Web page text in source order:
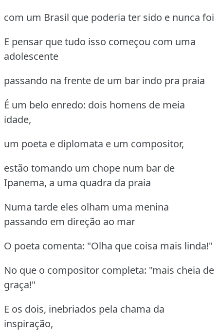
com um Brasil que poderia ter sido e nunca foi
E pensar que tudo isso começou com uma
adolescente
passando na frente de um bar indo pra praia
É um belo enredo: dois homens de meia
idade,
um poeta e diplomata e um compositor,
estão tomando um chope num bar de
Ipanema, a uma quadra da praia
Numa tarde eles olham uma menina
passando em direção ao mar
O poeta comenta: "Olha que coisa mais linda!"
No que o compositor completa: "mais cheia de
graça!"
E os dois, inebriados pela chama da
inspiração,